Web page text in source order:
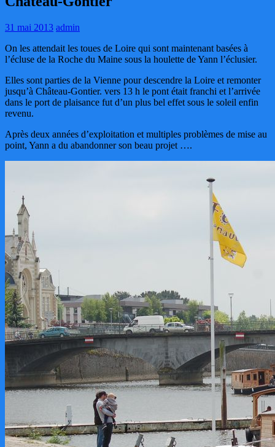
31 mai 2013 admin
On les attendait les toues de Loire qui sont maintenant basées à
l’écluse de la Roche du Maine sous la houlette de Yann l’éclusier.
Elles sont parties de la Vienne pour descendre la Loire et remonter
jusqu’à Château-Gontier. vers 13 h le pont était franchi et l’arrivée
dans le port de plaisance fut d’un plus bel effet sous le soleil enfin
revenu.
Après deux années d’exploitation et multiples problèmes de mise au
point, Yann a du abandonner son beau projet ….